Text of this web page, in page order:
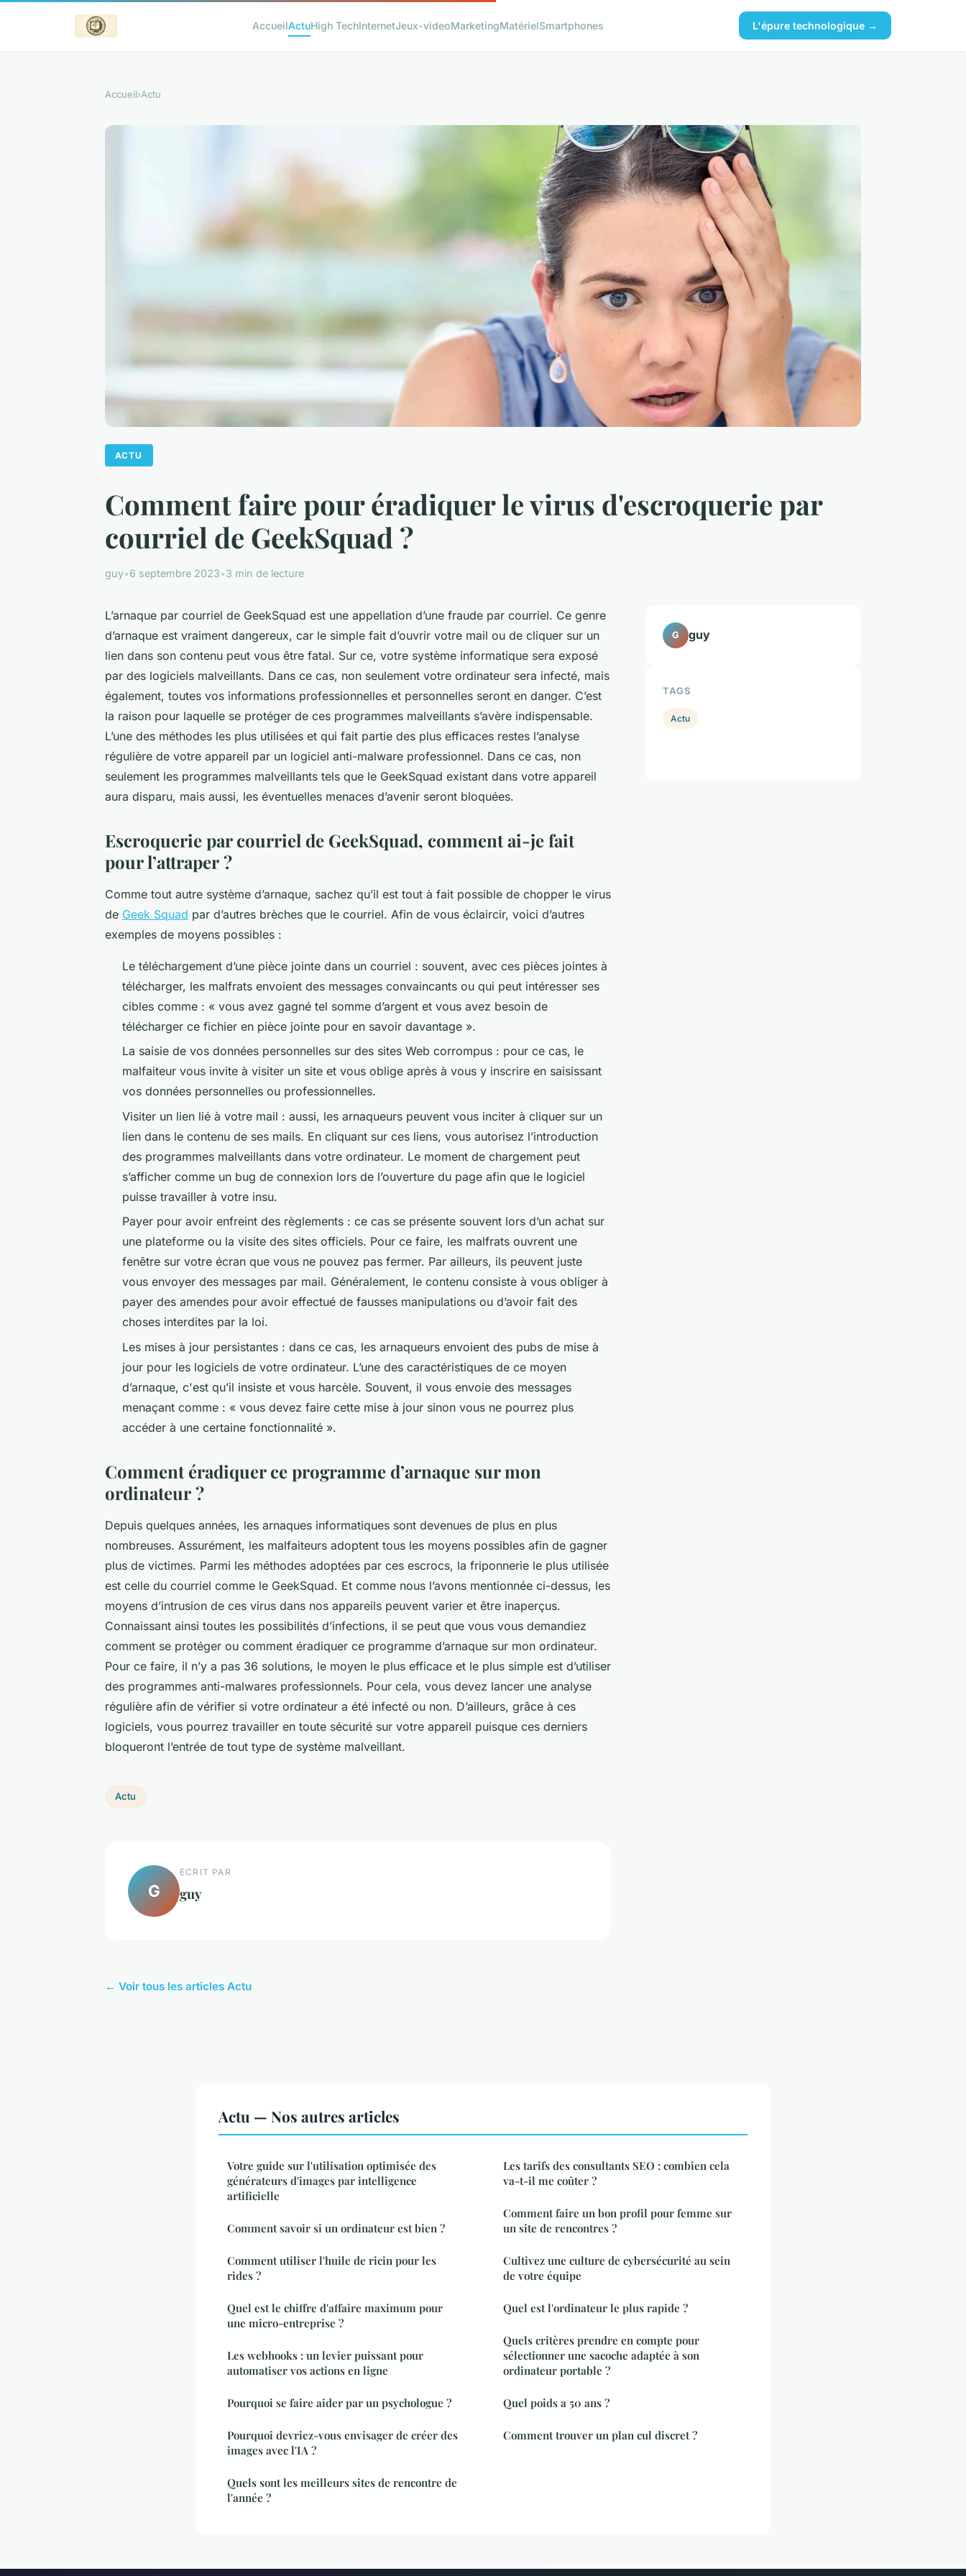
AccueilActuHigh TechInternetJeux-videoMarketingMatérielSmartphones L'épure technologique →
Accueil›Actu
ACTU
Comment faire pour éradiquer le virus d'escroquerie par
courriel de GeekSquad ?
guy•6 septembre 2023•3 min de lecture
L’arnaque par courriel de GeekSquad est une appellation d’une fraude par courriel. Ce genre
d’arnaque est vraiment dangereux, car le simple fait d’ouvrir votre mail ou de cliquer sur un
lien dans son contenu peut vous être fatal. Sur ce, votre système informatique sera exposé
par des logiciels malveillants. Dans ce cas, non seulement votre ordinateur sera infecté, mais
également, toutes vos informations professionnelles et personnelles seront en danger. C’est
la raison pour laquelle se protéger de ces programmes malveillants s’avère indispensable.
L’une des méthodes les plus utilisées et qui fait partie des plus efficaces restes l’analyse
régulière de votre appareil par un logiciel anti-malware professionnel. Dans ce cas, non
seulement les programmes malveillants tels que le GeekSquad existant dans votre appareil
aura disparu, mais aussi, les éventuelles menaces d’avenir seront bloquées.
Escroquerie par courriel de GeekSquad, comment ai-je fait
pour l’attraper ?
Comme tout autre système d’arnaque, sachez qu’il est tout à fait possible de chopper le virus
de Geek Squad par d’autres brèches que le courriel. Afin de vous éclaircir, voici d’autres
exemples de moyens possibles :
Le téléchargement d’une pièce jointe dans un courriel : souvent, avec ces pièces jointes à
télécharger, les malfrats envoient des messages convaincants ou qui peut intéresser ses
cibles comme : « vous avez gagné tel somme d’argent et vous avez besoin de
télécharger ce fichier en pièce jointe pour en savoir davantage ».
La saisie de vos données personnelles sur des sites Web corrompus : pour ce cas, le
malfaiteur vous invite à visiter un site et vous oblige après à vous y inscrire en saisissant
vos données personnelles ou professionnelles.
Visiter un lien lié à votre mail : aussi, les arnaqueurs peuvent vous inciter à cliquer sur un
lien dans le contenu de ses mails. En cliquant sur ces liens, vous autorisez l’introduction
des programmes malveillants dans votre ordinateur. Le moment de chargement peut
s’afficher comme un bug de connexion lors de l’ouverture du page afin que le logiciel
puisse travailler à votre insu.
Payer pour avoir enfreint des règlements : ce cas se présente souvent lors d’un achat sur
une plateforme ou la visite des sites officiels. Pour ce faire, les malfrats ouvrent une
fenêtre sur votre écran que vous ne pouvez pas fermer. Par ailleurs, ils peuvent juste
vous envoyer des messages par mail. Généralement, le contenu consiste à vous obliger à
payer des amendes pour avoir effectué de fausses manipulations ou d’avoir fait des
choses interdites par la loi.
Les mises à jour persistantes : dans ce cas, les arnaqueurs envoient des pubs de mise à
jour pour les logiciels de votre ordinateur. L’une des caractéristiques de ce moyen
d’arnaque, c'est qu’il insiste et vous harcèle. Souvent, il vous envoie des messages
menaçant comme : « vous devez faire cette mise à jour sinon vous ne pourrez plus
accéder à une certaine fonctionnalité ».
Comment éradiquer ce programme d’arnaque sur mon
ordinateur ?
Depuis quelques années, les arnaques informatiques sont devenues de plus en plus
nombreuses. Assurément, les malfaiteurs adoptent tous les moyens possibles afin de gagner
plus de victimes. Parmi les méthodes adoptées par ces escrocs, la friponnerie le plus utilisée
est celle du courriel comme le GeekSquad. Et comme nous l’avons mentionnée ci-dessus, les
moyens d’intrusion de ces virus dans nos appareils peuvent varier et être inaperçus.
Connaissant ainsi toutes les possibilités d’infections, il se peut que vous vous demandiez
comment se protéger ou comment éradiquer ce programme d’arnaque sur mon ordinateur.
Pour ce faire, il n’y a pas 36 solutions, le moyen le plus efficace et le plus simple est d’utiliser
des programmes anti-malwares professionnels. Pour cela, vous devez lancer une analyse
régulière afin de vérifier si votre ordinateur a été infecté ou non. D’ailleurs, grâce à ces
logiciels, vous pourrez travailler en toute sécurité sur votre appareil puisque ces derniers
bloqueront l’entrée de tout type de système malveillant.
Actu
G
ECRIT PAR
guy
← Voir tous les articles Actu
G guy
TAGS
Actu
Actu — Nos autres articles
Votre guide sur l'utilisation optimisée des
générateurs d'images par intelligence
artificielle
Comment savoir si un ordinateur est bien ?
Comment utiliser l'huile de ricin pour les
rides ?
Quel est le chiffre d'affaire maximum pour
une micro-entreprise ?
Les webhooks : un levier puissant pour
automatiser vos actions en ligne
Pourquoi se faire aider par un psychologue ?
Pourquoi devriez-vous envisager de créer des
images avec l'IA ?
Quels sont les meilleurs sites de rencontre de
l'année ?
Les tarifs des consultants SEO : combien cela
va-t-il me coûter ?
Comment faire un bon profil pour femme sur
un site de rencontres ?
Cultivez une culture de cybersécurité au sein
de votre équipe
Quel est l'ordinateur le plus rapide ?
Quels critères prendre en compte pour
sélectionner une sacoche adaptée à son
ordinateur portable ?
Quel poids a 50 ans ?
Comment trouver un plan cul discret ?